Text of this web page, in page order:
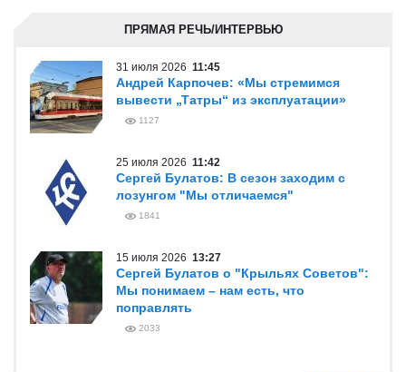
ПРЯМАЯ РЕЧЬ/ИНТЕРВЬЮ
31 июля 2026 11:45
Андрей Карпочев: «Мы стремимся
вывести „Татры“ из эксплуатации»
1127
25 июля 2026 11:42
Сергей Булатов: В сезон заходим с
лозунгом "Мы отличаемся"
1841
15 июля 2026 13:27
Сергей Булатов о "Крыльях Советов":
Мы понимаем – нам есть, что
поправлять
2033